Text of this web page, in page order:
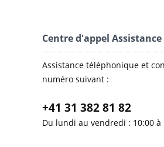
Centre d'appel Assistance
Assistance téléphonique et
numéro suivant :
+41 31 382 81 82
Du lundi au vendredi : 10:00 à